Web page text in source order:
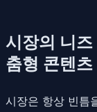
시장의 니
춤형 콘텐
시장은 항상 빈틈